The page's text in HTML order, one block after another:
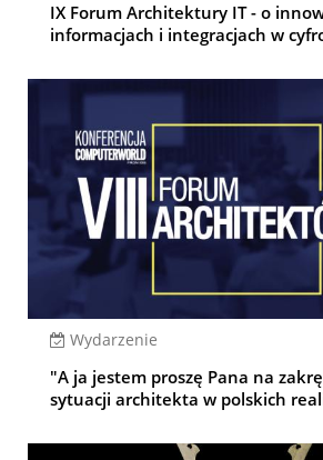
IX Forum Architektury IT - o
informacjach i integracjach w
Wydarzenie
"A ja jestem proszę Pana na
sytuacji architekta w polskich